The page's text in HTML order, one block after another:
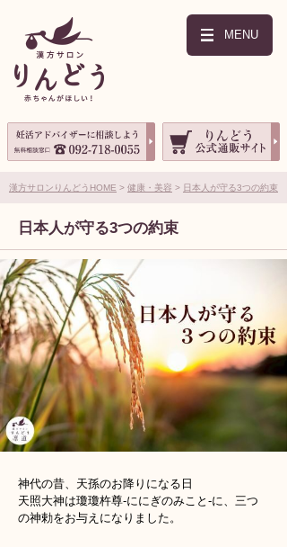
MENU
漢方サロンりんどうHOME 健康・美容 日本人が守る3つの約束
日本人が守る3つの約束
神代の昔、天孫のお降りになる日
天照大神は瓊瓊杵尊‐ににぎのみこと‐に、三つ
の神勅をお与えになりました。